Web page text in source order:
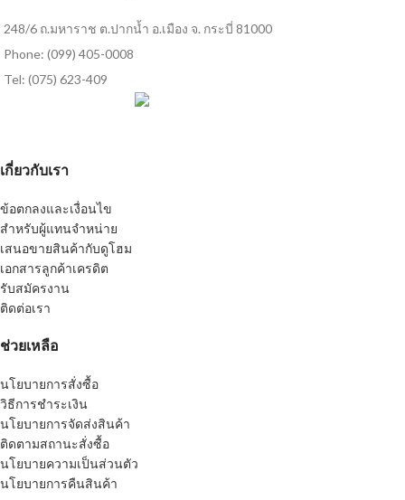
248/6 ถ.มหาราช ต.ปากน้ำ อ.เมือง จ. กระบี่ 81000
Phone: (099) 405-0008
Tel: (075) 623-409
เกี่ยวกับเรา
ข้อตกลงและเงื่อนไข
สำหรับผู้แทนจำหน่าย
เสนอขายสินค้ากับดูโฮม
เอกสารลูกค้าเครดิต
รับสมัครงาน
ติดต่อเรา
ช่วยเหลือ
นโยบายการสั่งซื้อ
วิธีการชำระเงิน
นโยบายการจัดส่งสินค้า
ติดตามสถานะสั่งซื้อ
นโยบายความเป็นส่วนตัว
นโยบายการคืนสินค้า